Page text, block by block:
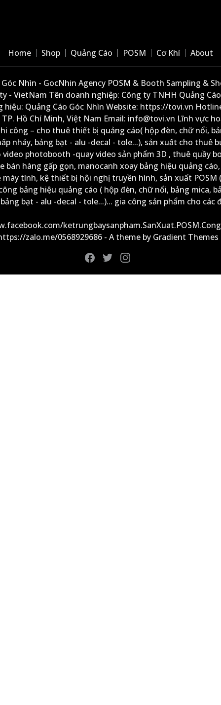
Home Shop Quảng Cáo POSM Cơ Khí About
Nhìn - GocNhin Agency POSM & Booth Sampling &
- VietNam Tên doanh nghiệp: Công ty TNHH Quảng
Quảng Cáo Góc Nhìn Website: https://tovi.vn
Hồ Chí Minh, Việt Nam Email: info@tovi.vn Lĩnh vực
công – cho thuê thiết bị quảng cáo( hộp đèn, chữ nổi,
nháy, bảng bạt - alu -decal - tole...), sản xuất cho thuê
photobooth -quay video sản phẩm 3D , thuê quầy
bán hàng gấp gọn, manocanh xoay bảng hiệu quảng
tính, kệ thiết bị hội nghị truyền hình, sản xuất POSM
bảng hiệu quảng cáo ( hộp đèn, chữ nổi, bảng mica,
bạt - alu -decal - tole...)... gia công sản phẩm cho các
zalo.me/0568929686 - A theme by Gradient